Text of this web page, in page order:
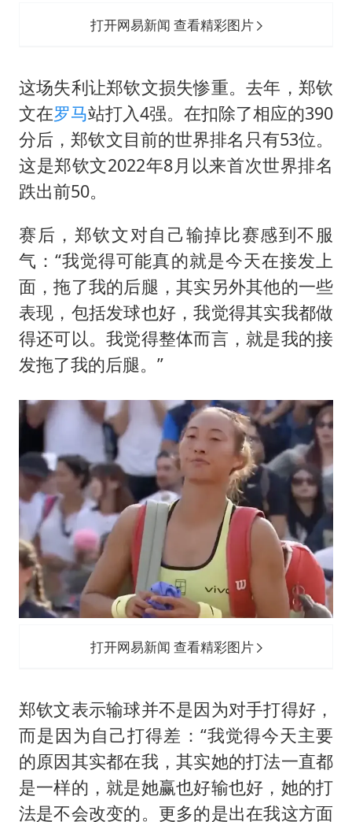
打开网易新闻 查看精彩图片
这场失利让郑钦文损失惨重。去年，郑钦
文在罗马站打入4强。在扣除了相应的390
分后，郑钦文目前的世界排名只有53位。
这是郑钦文2022年8月以来首次世界排名
跌出前50。
赛后，郑钦文对自己输掉比赛感到不服
气：“我觉得可能真的就是今天在接发上
面，拖了我的后腿，其实另外其他的一些
表现，包括发球也好，我觉得其实我都做
得还可以。我觉得整体而言，就是我的接
发拖了我的后腿。”
打开网易新闻 查看精彩图片
郑钦文表示输球并不是因为对手打得好，
而是因为自己打得差：“我觉得今天主要
的原因其实都在我，其实她的打法一直都
是一样的，就是她赢也好输也好，她的打
法是不会改变的。更多的是出在我这方面